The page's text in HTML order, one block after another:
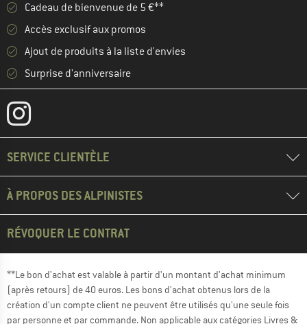
Cadeau de bienvenue de 5 €**
Accès exclusif aux promos
Ajout de produits à la liste d'envies
Surprise d'anniversaire
SERVICE CLIENTÈLE
À PROPOS DES ALPINISTES
RÉVOQUER LE CONTRAT
**Le bon d'achat est valable à partir d'un montant d'achat minimum
(après retours) de 40 euros. Les bons d'achat obtenus lors de la
création d'un compte client ne peuvent être utilisés qu'une seule fois
par personne et par commande. Non applicable aux catégories Livres &